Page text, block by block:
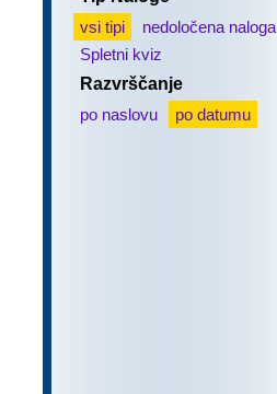
vsi tipi
nedoločena naloga
Spletni kviz
Razvrščanje
po naslovu
po datumu